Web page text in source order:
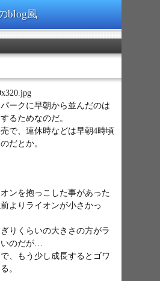
blog風
ークに早朝から並んだのは
るためなのだ。
で、連休時などは早朝4時頃
だとか。
ンを抱っこした事があった
よりライオンが小さかっ
りくらいの大きさの方がラ
いのだが…
、もう少し成長するとゴワ
。